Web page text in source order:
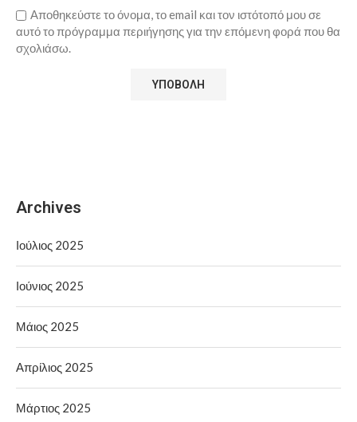
Αποθηκεύστε το όνομα, το email και τον ιστότοπό μου σε
αυτό το πρόγραμμα περιήγησης για την επόμενη φορά που θα
σχολιάσω.
Archives
Ιούλιος 2025
Ιούνιος 2025
Μάιος 2025
Απρίλιος 2025
Μάρτιος 2025